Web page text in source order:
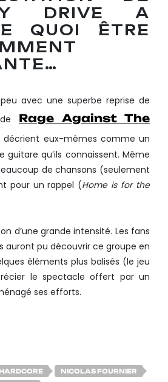
DRIVE A
QUOI ÊTRE
avec une superbe reprise de
Rage Against The
décrient eux-­mêmes comme un
guitare qu’ils connaissent. Même
de chansons (seulement
pour un rappel (Home is for the
d’une grande intensité. Les fans
auront pu découvrir ce groupe en
éléments plus balisés (le jeu
le spectacle offert par un
ses efforts.
HARDCORE NICOLAS FOURNIER